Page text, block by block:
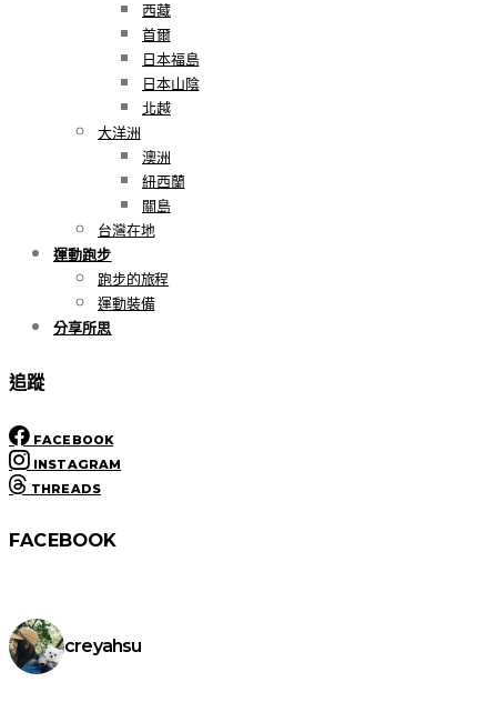
西藏
首爾
日本福島
日本山陰
北越
大洋洲
澳洲
紐西蘭
關島
台灣在地
運動跑步
跑步的旅程
運動裝備
分享所思
追蹤
FACEBOOK
INSTAGRAM
THREADS
FACEBOOK
creyahsu